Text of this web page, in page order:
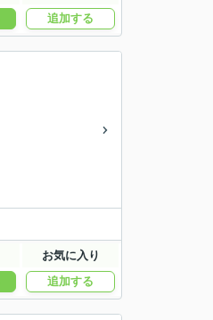
追加する
お気に入り
追加する